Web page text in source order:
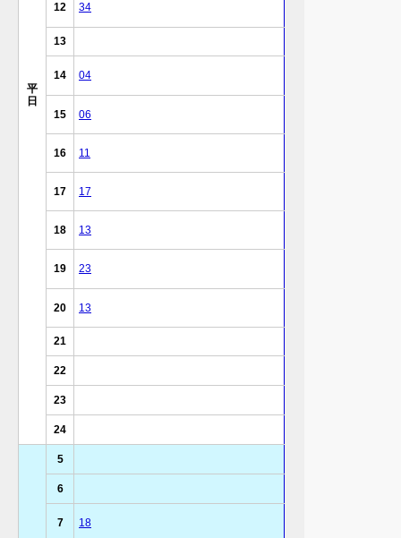
平
日
12 34
13
14 04
15 06
16 11
17 17
18 13
19 23
20 13
21
22
23
24
5
6
7 18